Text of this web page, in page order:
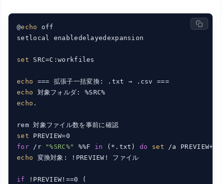
@echo
off
setlocal enabledelayedexpansion
set SRC=C:workfiles
echo
=== 拡張子一括変換: .txt → .csv ===
echo
echo .
set
for /r "%SRC%" %%F in (*.txt) do
set
echo 変換対象: !PREVIEW! ファイル
if
!PREVIEW!==0 (